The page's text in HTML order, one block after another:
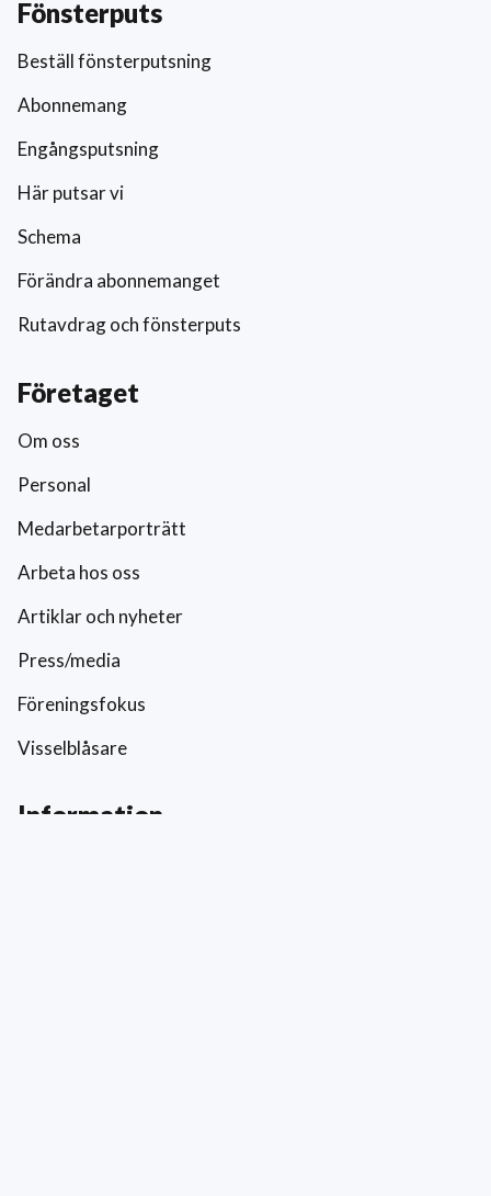
Fönsterputs
Beställ fönsterputsning
Abonnemang
Engångsputsning
Här putsar vi
Schema
Förändra abonnemanget
Rutavdrag och fönsterputs
Företaget
Om oss
Personal
Medarbetarporträtt
Arbeta hos oss
Artiklar och nyheter
Press/media
Föreningsfokus
Visselblåsare
Information